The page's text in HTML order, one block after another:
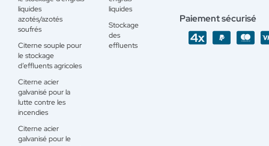
liquides
azotés/azotés
soufrés
Citerne souple pour
le stockage
d’effluents agricoles
Citerne acier
galvanisé pour la
lutte contre les
incendies
Citerne acier
galvanisé pour le
liquides
Stockage
des
effluents
Paiement sécurisé